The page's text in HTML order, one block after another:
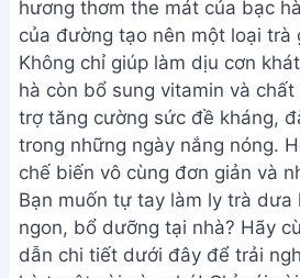
hương thơm the mát của bạc
của đường tạo nên một loại trà
Không chỉ giúp làm dịu cơn
hà còn bổ sung vitamin và
trợ tăng cường sức đề kháng,
trong những ngày nắng nóng.
chế biến vô cùng đơn giản và
Bạn muốn tự tay làm ly trà dưa
ngon, bổ dưỡng tại nhà? Hãy
dẫn chi tiết dưới đây để trải